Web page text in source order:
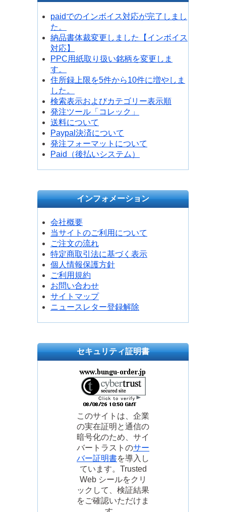
paidでのインボイス対応が完了しまし
た。
納品書体裁変更しました【インボイス
対応】
PPC用紙取り扱い銘柄を変更しま
す。
住所録上限を5件から10件に増やしま
した。
検索表示およびカテゴリー表示順
発注ツール「コレック」
送料について
Paypal決済について
発注フォーマットについて
Paid（後払いシステム）
インフォメーション
会社概要
当サイトのご利用について
ご注文の流れ
特定商取引法に基づく表示
個人情報保護方針
ご利用規約
お問い合わせ
サイトマップ
ニュースレター登録解除
セキュリティ証明書
このサイトは、企業
の実在証明と通信の
暗号化のため、サイ
バートラストのサー
バー証明書を導入し
ています。Trusted
Web シールをクリ
ックして、検証結果
をご確認いただけま